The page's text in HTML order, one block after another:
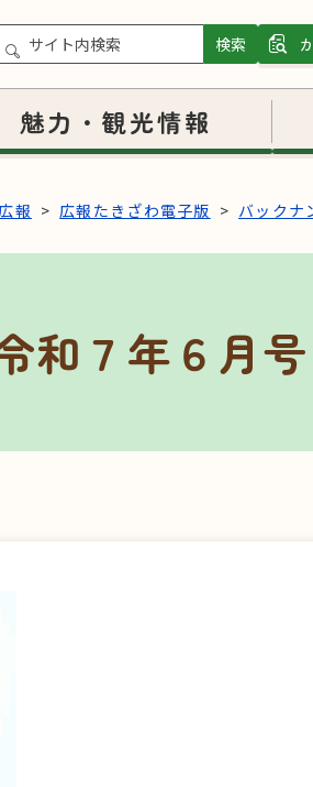
検索
魅力・観光情報
報 広報たきざわ電子版 バックナ
和７年６月号